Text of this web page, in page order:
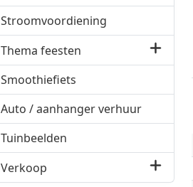
Stroomvoordiening
Thema feesten
Smoothiefiets
Auto / aanhanger verhuur
Tuinbeelden
Verkoop